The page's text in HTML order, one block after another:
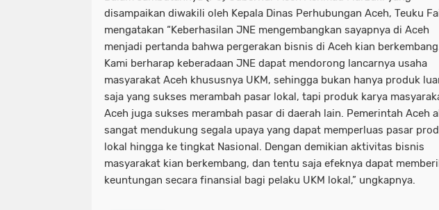
disampaikan diwakili oleh Kepala Dinas Perhubungan Aceh, Teuku
mengatakan “Keberhasilan JNE mengembangkan sayapnya di Aceh
menjadi pertanda bahwa pergerakan bisnis di Aceh kian
Kami berharap keberadaan JNE dapat mendorong lancarnya usaha
masyarakat Aceh khususnya UKM, sehingga bukan hanya produk
saja yang sukses merambah pasar lokal, tapi produk karya
Aceh juga sukses merambah pasar di daerah lain. Pemerintah Aceh
sangat mendukung segala upaya yang dapat memperluas pasar
lokal hingga ke tingkat Nasional. Dengan demikian aktivitas bisnis
masyarakat kian berkembang, dan tentu saja efeknya dapat
keuntungan secara finansial bagi pelaku UKM lokal,” ungkapnya.